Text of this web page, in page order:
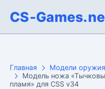
CS-
Главная
Модели
Модель ножа
пламя» для CSS v34